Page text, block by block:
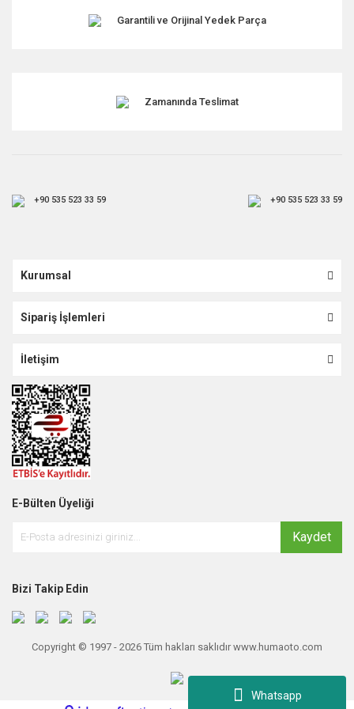
Whatsapp
Garantili ve Orijinal Yedek Parça
Zamanında Teslimat
+90 535 523 33 59 +90 535 523 33 59
Kurumsal
Sipariş İşlemleri
İletişim
E-Bülten Üyeliği
Kaydet
Bizi Takip Edin
Copyright © 1997 - 2026 Tüm hakları saklıdır www.humaoto.com